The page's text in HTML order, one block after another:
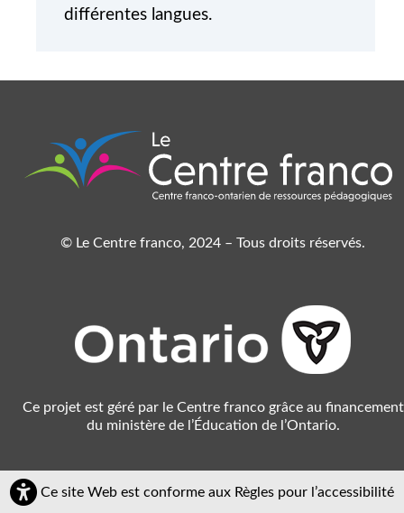
différentes langues.
© Le Centre franco, 2024 – Tous droits réservés.
Ce projet est géré par le Centre franco grâce au financement
du ministère de l’Éducation de l’Ontario.
Ce site Web est conforme aux Règles pour l’accessibilité